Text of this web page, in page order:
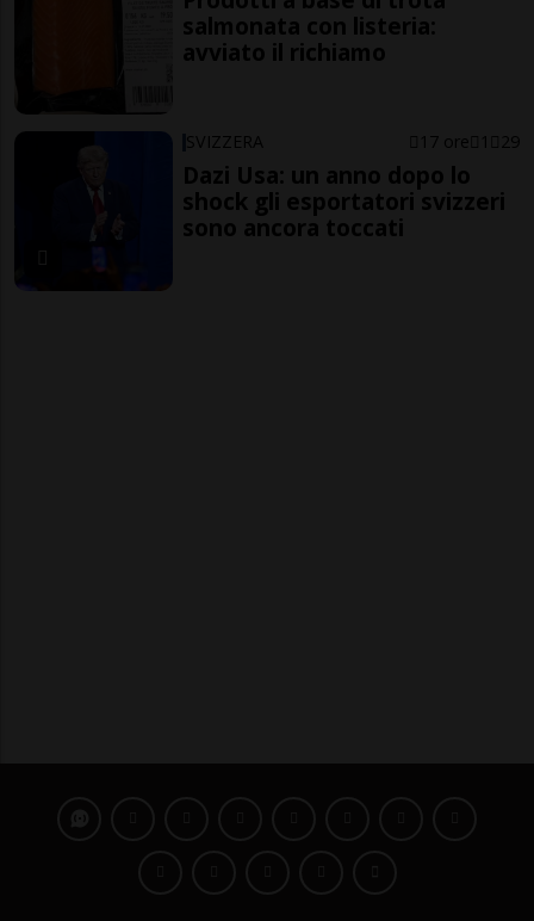
salmonata con listeria:
avviato il richiamo
SVIZZERA 17 ore 1 29
Dazi Usa: un anno dopo lo
shock gli esportatori svizzeri
sono ancora toccati